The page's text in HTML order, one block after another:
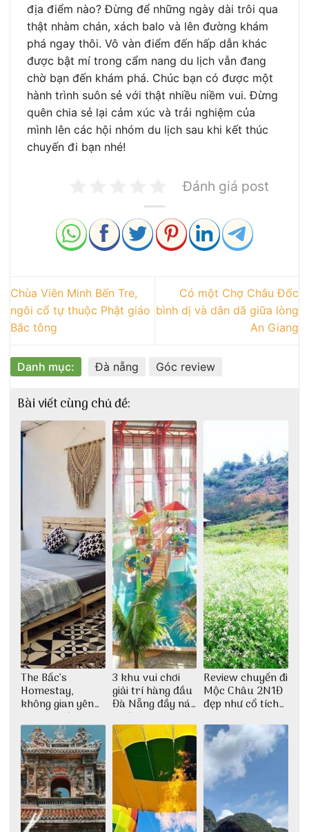
địa điểm nào? Đừng để những ngày dài trôi qua
thật nhàm chán, xách balo và lên đường khám
phá ngay thôi. Vô vàn điểm đến hấp dẫn khác
được bật mí trong cẩm nang du lịch vẫn đang
chờ bạn đến khám phá. Chúc bạn có được một
hành trình suôn sẻ với thật nhiều niềm vui. Đừng
quên chia sẻ lại cảm xúc và trải nghiệm của
mình lên các hội nhóm du lịch sau khi kết thúc
chuyến đi bạn nhé!
Đánh giá post
Chùa Viên Minh Bến Tre,
ngôi cổ tự thuộc Phật giáo
Bắc tông
Có một Chợ Châu Đốc
bình dị và dân dã giữa lòng
An Giang
Danh mục: Đà nẵng Góc review
Bài viết cùng chủ đề:
The Bấc’s
Homestay,
không gian yên
bình tại Hòn Sơn
3 khu vui chơi
giải trí hàng đầu
Đà Nẵng đầy náo
nhiệt
Review chuyến đi
Mộc Châu 2N1Đ
đẹp như cổ tích
Thu Hà